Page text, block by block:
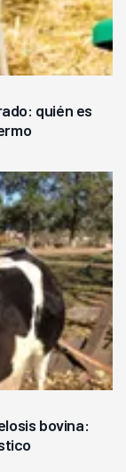
quién es
bovina: